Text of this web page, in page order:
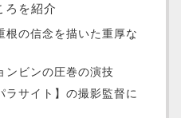
ろを紹介
根の信念を描いた重厚な
ンビンの圧巻の演技
ラサイト】の撮影監督に